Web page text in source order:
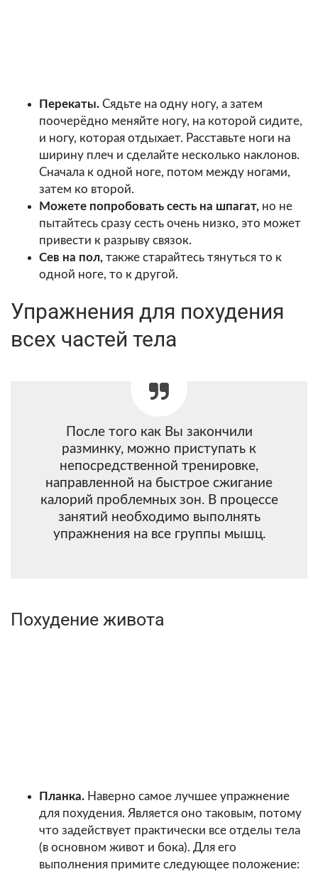
Перекаты. Сядьте на одну ногу, а затем
поочерёдно меняйте ногу, на которой сидите,
и ногу, которая отдыхает. Расставьте ноги на
ширину плеч и сделайте несколько наклонов.
Сначала к одной ноге, потом между ногами,
затем ко второй.
Можете попробовать сесть на шпагат, но не
пытайтесь сразу сесть очень низко, это может
привести к разрыву связок.
Сев на пол, также старайтесь тянуться то к
одной ноге, то к другой.
Упражнения для похудения
всех частей тела
После того как Вы закончили
разминку, можно приступать к
непосредственной тренировке,
направленной на быстрое сжигание
калорий проблемных зон. В процессе
занятий необходимо выполнять
упражнения на все группы мышц.
Похудение живота
Планка. Наверно самое лучшее упражнение
для похудения. Является оно таковым, потому
что задействует практически все отделы тела
(в основном живот и бока). Для его
выполнения примите следующее положение: